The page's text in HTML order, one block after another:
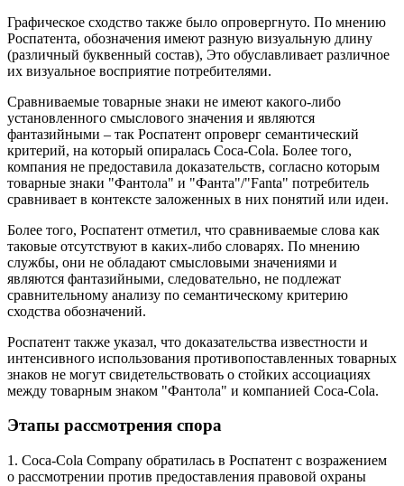
Графическое сходство также было опровергнуто. По мнению
Роспатента, обозначения имеют разную визуальную длину
(различный буквенный состав), Это обуславливает различное
их визуальное восприятие потребителями.
Сравниваемые товарные знаки не имеют какого-либо
установленного смыслового значения и являются
фантазийными – так Роспатент опроверг семантический
критерий, на который опиралась Coca-Cola. Более того,
компания не предоставила доказательств, согласно которым
товарные знаки "Фантола" и "Фанта"/"Fanta" потребитель
сравнивает в контексте заложенных в них понятий или идеи.
Более того, Роспатент отметил, что сравниваемые слова как
таковые отсутствуют в каких-либо словарях. По мнению
службы, они не обладают смысловыми значениями и
являются фантазийными, следовательно, не подлежат
сравнительному анализу по семантическому критерию
сходства обозначений.
Роспатент также указал, что доказательства известности и
интенсивного использования противопоставленных товарных
знаков не могут свидетельствовать о стойких ассоциациях
между товарным знаком "Фантола" и компанией Coca-Cola.
Этапы рассмотрения спора
1. Coca-Cola Company обратилась в Роспатент с возражением
о рассмотрении против предоставления правовой охраны